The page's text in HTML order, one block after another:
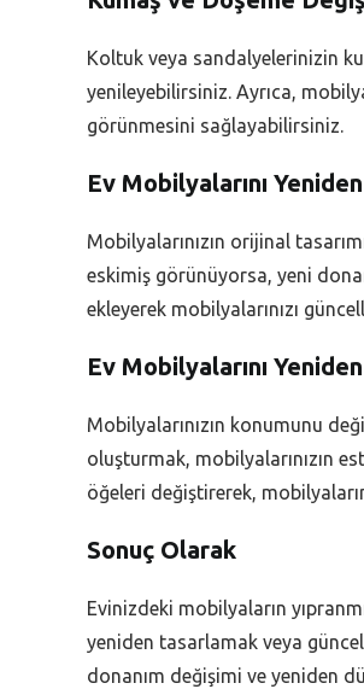
Koltuk veya sandalyelerinizin
yenileyebilirsiniz. Ayrıca,
görünmesini sağlayabilirsiniz.
Ev Mobilyalarını
Mobilyalarınızın orijinal
eskimiş görünüyorsa, yeni
ekleyerek mobilyalarınızı
Ev Mobilyalarını
Mobilyalarınızın konumunu
oluşturmak, mobilyalarınızın
öğeleri değiştirerek,
Sonuç Olarak
Evinizdeki mobilyaların
yeniden tasarlamak veya
donanım değişimi ve yeniden